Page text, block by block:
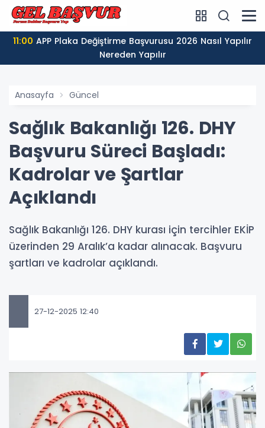
11:00
Nereden Yapılır
Anasayfa Güncel
Sağlık Bakanlığı 126. DHY
Başvuru Süreci Başladı:
Kadrolar ve Şartlar
Açıklandı
Sağlık Bakanlığı 126. DHY kurası için tercihler EKİP
üzerinden 29 Aralık’a kadar alınacak. Başvuru
şartları ve kadrolar açıklandı.
27-12-2025 12:40